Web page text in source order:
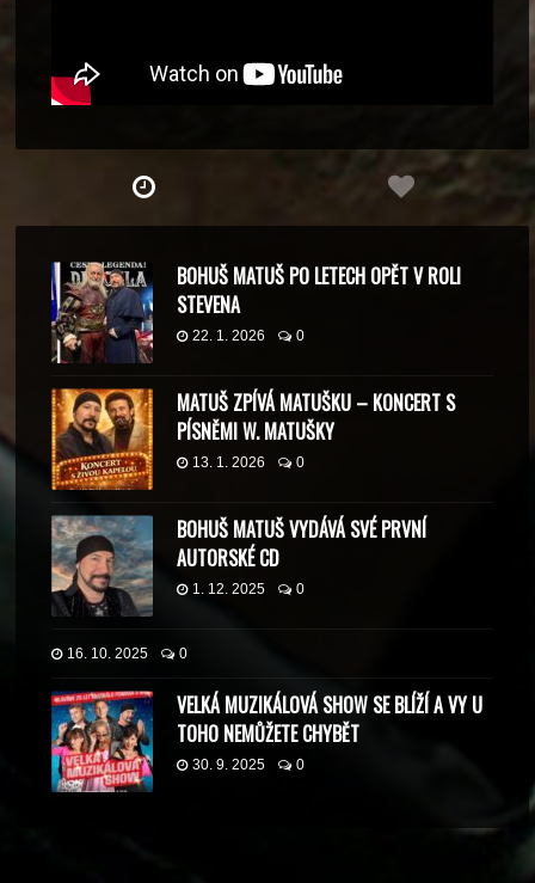
BOHUŠ MATUŠ PO LETECH OPĚT V ROLI
STEVENA
22. 1. 2026 0
MATUŠ ZPÍVÁ MATUŠKU – KONCERT S
PÍSNĚMI W. MATUŠKY
13. 1. 2026 0
BOHUŠ MATUŠ VYDÁVÁ SVÉ PRVNÍ
AUTORSKÉ CD
1. 12. 2025 0
16. 10. 2025 0
VELKÁ MUZIKÁLOVÁ SHOW SE BLÍŽÍ A VY U
TOHO NEMŮŽETE CHYBĚT
30. 9. 2025 0